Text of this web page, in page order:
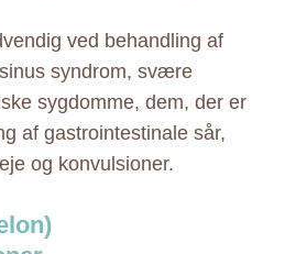
ved behandling af
syndrom, svære
sygdomme, dem, der er
af gastrointestinale sår,
og konvulsioner.